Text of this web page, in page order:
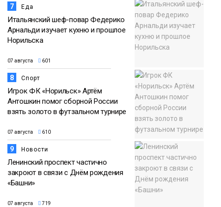
7 Еда
Итальянский шеф-повар Федерико
Арнальди изучает кухню и прошлое
Норильска
07 августа 601
8 Спорт
Игрок ФК «Норильск» Артём
Антошкин помог сборной России
взять золото в футзальном турнире
07 августа 610
9 Новости
Ленинский проспект частично
закроют в связи с Днём рождения
«Башни»
07 августа 719